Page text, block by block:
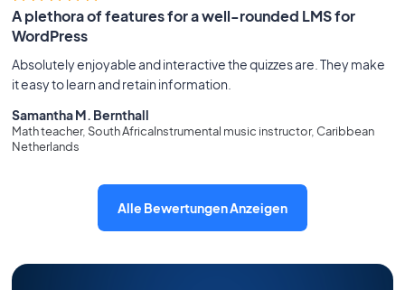
A plethora of features for a well-rounded LMS for
WordPress
Absolutely enjoyable and interactive the quizzes are. They make
it easy to learn and retain information.
Samantha M. Bernthall
Math teacher, South AfricaInstrumental music instructor, Caribbean
Netherlands
Alle Bewertungen Anzeigen